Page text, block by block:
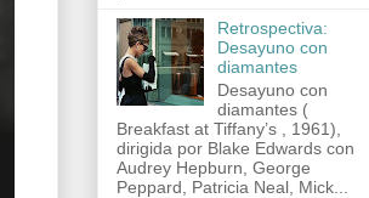
Retrospectiva:
Desayuno con
diamantes
Desayuno con
diamantes (
Breakfast at Tiffany’s , 1961),
dirigida por Blake Edwards con
Audrey Hepburn, George
Peppard, Patricia Neal, Mick...